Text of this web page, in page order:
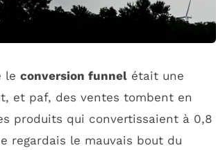
le conversion funnel était une
et paf, des ventes tombent en
produits qui convertissaient à 0,8
regardais le mauvais bout du